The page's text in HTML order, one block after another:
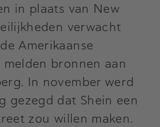
in plaats van New
verwacht
Amerikaanse
bronnen aan
In november werd
gezegd dat Shein een
zou willen maken.